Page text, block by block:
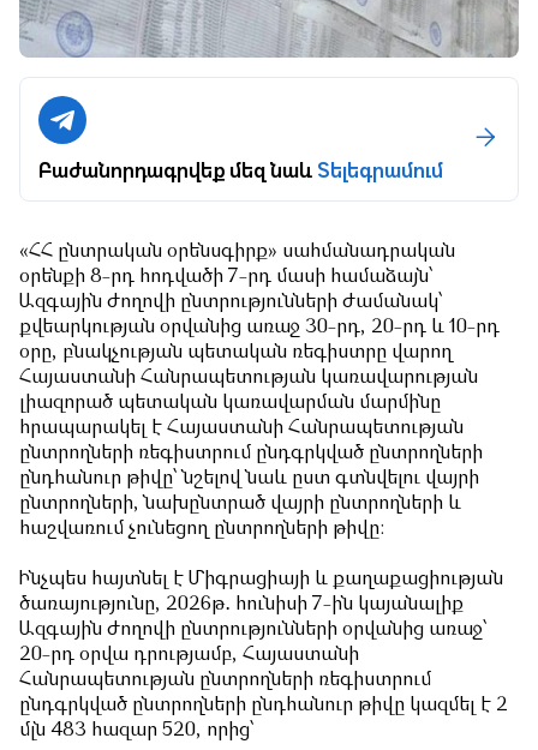
Բաժանորդագրվեք մեզ նաևՏելեգրամում
«ՀՀ ընտրական օրենսգիրք» սահմանադրական
օրենքի 8-րդ հոդվածի 7-րդ մասի համաձայն՝
Ազգային ժողովի ընտրությունների ժամանակ՝
քվեարկության օրվանից առաջ 30-րդ, 20-րդ և 10-րդ
օրը, բնակչության պետական ռեգիստրը վարող
Հայաստանի Հանրապետության կառավարության
լիազորած պետական կառավարման մարմինը
հրապարակել է Հայաստանի Հանրապետության
ընտրողների ռեգիստրում ընդգրկված ընտրողների
ընդհանուր թիվը՝ նշելով նաև ըստ գտնվելու վայրի
ընտրողների, նախընտրած վայրի ընտրողների և
հաշվառում չունեցող ընտրողների թիվը:
Ինչպես հայտնել է Միգրացիայի և քաղաքացիության
ծառայությունը, 2026թ․ հունիսի 7-ին կայանալիք
Ազգային ժողովի ընտրությունների օրվանից առաջ՝
20-րդ օրվա դրությամբ, Հայաստանի
Հանրապետության ընտրողների ռեգիստրում
ընդգրկված ընտրողների ընդհանուր թիվը կազմել է 2
մլն 483 հազար 520, որից՝